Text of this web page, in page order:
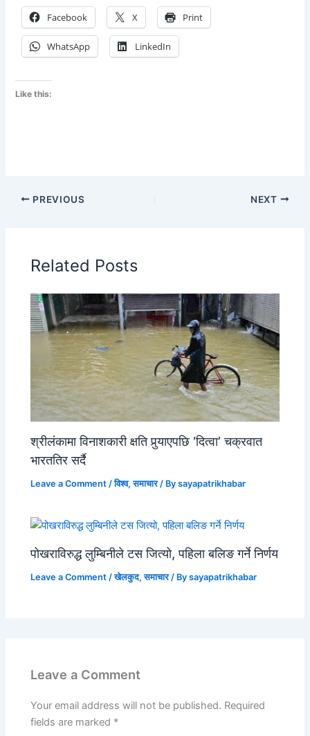
Facebook X Print
WhatsApp LinkedIn
Like this:
PREVIOUS NEXT
Related Posts
श्रीलंकामा विनाशकारी क्षति पुर्‍याएपछि ‘दित्वा’ चक्रवात
भारततिर सर्दै
Leave a Comment /विश्व,समाचार/ Bysayapatrikhabar
पोखराविरुद्ध लुम्बिनीले टस जित्यो, पहिला बलिङ गर्ने निर्णय
Leave a Comment /खेलकुद,समाचार/ Bysayapatrikhabar
Leave a Comment
Your email address will not be published. Required
fields are marked *